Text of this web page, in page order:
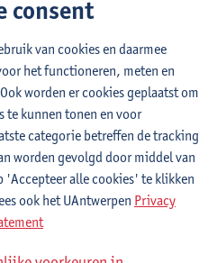
Christine Lippens
methoden
kansrekenen
Veeken
consent
van cookies en daarmee
het functioneren, meten en
worden er cookies geplaatst om
te kunnen tonen en voor
categorie betreffen de tracking
worden gevolgd door middel van
'Accepteer alle cookies' te klikken
ook het UAntwerpen Privacy